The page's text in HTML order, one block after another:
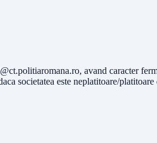
, avand caracter
societatea este neplatitoare/